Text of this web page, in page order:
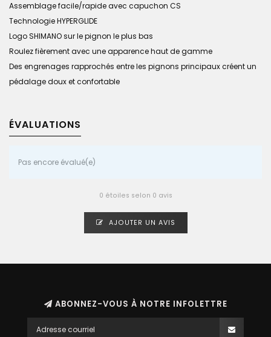
Assemblage facile/rapide avec capuchon CS
Technologie HYPERGLIDE
Logo SHIMANO sur le pignon le plus bas
Roulez fièrement avec une apparence haut de gamme
Des engrenages rapprochés entre les pignons principaux créent un
pédalage doux et confortable
ÉVALUATIONS
Pas encore évalué(e)
0 étoiles selon 0 avis
AJOUTER UN AVIS
ABONNEZ-VOUS À NOTRE INFOLETTRE